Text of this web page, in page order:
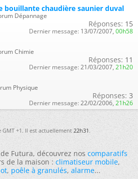
bouillante chaudière saunier duval
Dépannage
Réponses: 15
Dernier message: 13/07/2007, 00h58
Chimie
Réponses: 11
Dernier message: 21/03/2007, 21h20
Physique
Réponses: 3
Dernier message: 22/02/2006, 21h26
GMT +1. Il est actuellement22h31.
Futura, découvrez noscomparatifs
de la maison :climatiseur mobile,
,poêle à granulés,alarme...